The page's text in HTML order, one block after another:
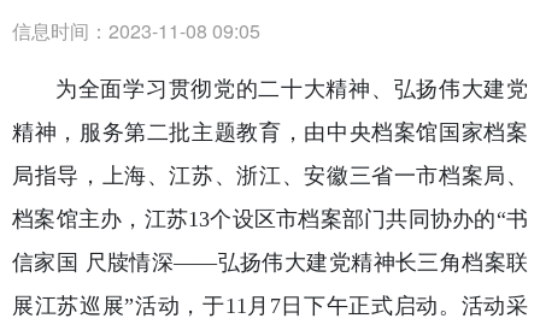
信息时间：2023-11-08 09:05
为全面学习贯彻党的二十大精神、弘扬伟大建党
精神，服务第二批主题教育，由中央档案馆国家档案
局指导，上海、江苏、浙江、安徽三省一市档案局、
档案馆主办，江苏13个设区市档案部门共同协办的“书
信家国 尺牍情深——弘扬伟大建党精神长三角档案联
展江苏巡展”活动，于11月7日下午正式启动。活动采